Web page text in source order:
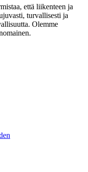
että liikenteen ja
turvallisesti ja
Olemme